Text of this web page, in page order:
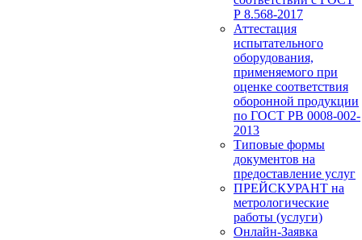
Р 8.568-2017
Аттестация
испытательного
оборудования,
применяемого при
оценке соответствия
оборонной продукции
по ГОСТ РВ 0008-002-
2013
Типовые формы
документов на
предоставление услуг
ПРЕЙСКУРАНТ на
метрологические
работы (услуги)
Онлайн-Заявка